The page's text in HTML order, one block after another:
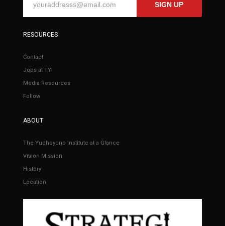
SIGN UP
RESOURCES
Contact
Jobs at TYI
Media Resources
Follow
ABOUT
The Yudhoyono Institute at a Glance
Vision Mission
History
Location